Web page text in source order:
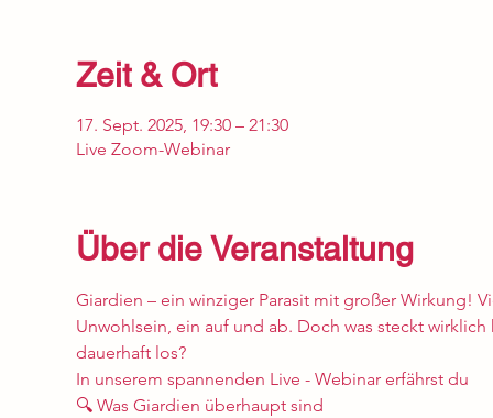
Zeit & Ort
17. Sept. 2025, 19:30 – 21:30
Live Zoom-Webinar
Über die Veranstaltung
Giardien – ein winziger Parasit mit großer Wirkung!
Unwohlsein, ein auf und ab. Doch was steckt
dauerhaft los?
In unserem spannenden Live - Webinar erfährst du
🔍 Was Giardien überhaupt sind